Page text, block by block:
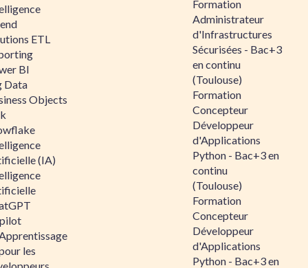
ETL
BI
Data
Objects
(IA)
les
Formation
Administrateur
d'Infrastructures
Sécurisées - Bac+3
en continu
(Toulouse)
Formation
Concepteur
Développeur
d'Applications
Python - Bac+3 en
continu
(Toulouse)
Formation
Concepteur
Développeur
d'Applications
Python - Bac+3 en